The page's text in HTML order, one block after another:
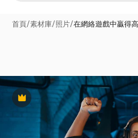
首頁/素材庫/照片/在網絡遊戲中贏得
Premium